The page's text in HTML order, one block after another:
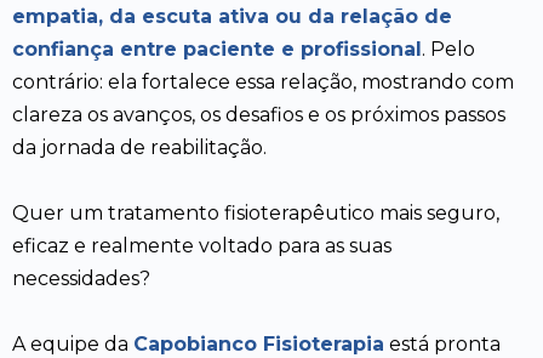
empatia, da escuta ativa ou da relação de
confiança entre paciente e profissional. Pelo
contrário: ela fortalece essa relação, mostrando com
clareza os avanços, os desafios e os próximos passos
da jornada de reabilitação.
Quer um tratamento fisioterapêutico mais seguro,
eficaz e realmente voltado para as suas
necessidades?
A equipe da Capobianco Fisioterapia está pronta